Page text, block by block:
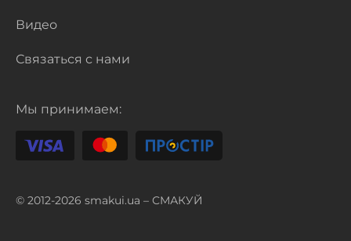
Видео
Связаться с нами
Мы принимаем:
© 2012-2026 smakui.ua – СМАКУЙ